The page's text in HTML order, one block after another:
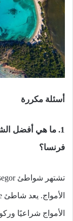
أسئلة مكررة
1. ما هي أفضل
فرنسا؟
الأمواج شراعيًا